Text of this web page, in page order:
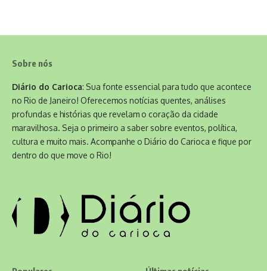
Sobre nós
Diário do Carioca: Sua fonte essencial para tudo que acontece
no Rio de Janeiro! Oferecemos notícias quentes, análises
profundas e histórias que revelam o coração da cidade
maravilhosa. Seja o primeiro a saber sobre eventos, política,
cultura e muito mais. Acompanhe o Diário do Carioca e fique por
dentro do que move o Rio!